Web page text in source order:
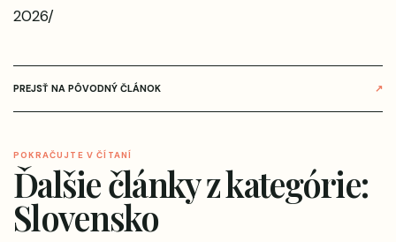
2026/
PREJSŤ NA PÔVODNÝ ČLÁNOK ↗
POKRAČUJTE V ČÍTANÍ
Ďalšie články z kategórie:
Slovensko